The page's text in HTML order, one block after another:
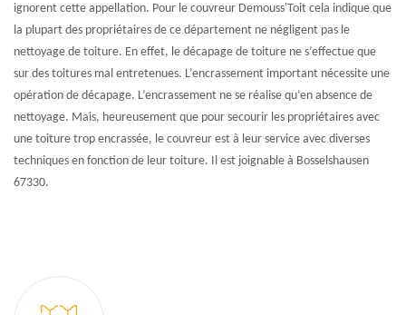
ignorent cette appellation. Pour le couvreur Demouss'Toit cela indique que
la plupart des propriétaires de ce département ne négligent pas le
nettoyage de toiture. En effet, le décapage de toiture ne s’effectue que
sur des toitures mal entretenues. L’encrassement important nécessite une
opération de décapage. L’encrassement ne se réalise qu’en absence de
nettoyage. Mais, heureusement que pour secourir les propriétaires avec
une toiture trop encrassée, le couvreur est à leur service avec diverses
techniques en fonction de leur toiture. Il est joignable à Bosselshausen
67330.